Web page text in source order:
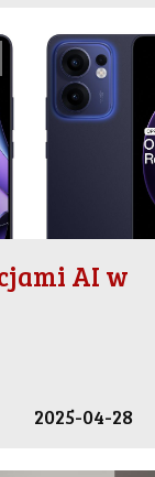
AI w
2025-04-28